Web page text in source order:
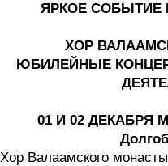
ЯРКОЕ СОБЫТИЕ
ХОР
ЮБИЛЕЙНЫЕ
01 И 02 ДЕКАБРЯ
Хор Валаамского